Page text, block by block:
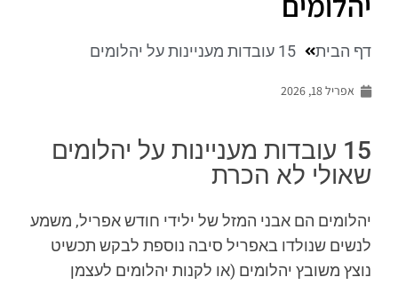
דף הבית 15 עובדות מעניינות על יהלומים
אפריל 18, 2026
15 עובדות מעניינות על יהלומים
שאולי לא הכרת
יהלומים הם אבני המזל של ילידי חודש אפריל, משמע
לנשים שנולדו באפריל סיבה נוספת לבקש תכשיט
נוצץ משובץ יהלומים (או לקנות יהלומים לעצמן